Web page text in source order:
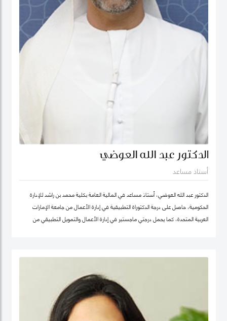
الدكتور عبد الله العوضي
أستاذ مساعد
الدكتور عبد الله العوضي، أستاذ مساعد في المالية العامة بكلية محمد بن راشد للإدارة
الحكومية، حاصل على درجة الدكتوراة التطبيقية في إدارة الأعمال من جامعة الإمارات
العربية المتحدة، كما يحمل درجتي ماجستير في إدارة الأعمال والتمويل التطبيقي من
الدكتور عبدالله، مستشار مالي لديه أكثر من 25 عامًا من الخبرة العملية في مجالات: المالية
والقطاع شبه الحكومي، والقطاع الخاص. كما أ، الدكتور عبد الله مدقق حسابات معتمد،
ووكيل ضرائب، وخبير قضائي، ومحكم.